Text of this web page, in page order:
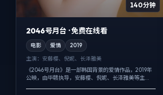
140分钟
2046号月台 · 免费在线看
电影 爱情
2019
主演： 安藤樱、倪妮、长泽雅美
《2046号月台》是一部韩国背景的爱情作品，2019年
公映，由毕赣执导，安藤樱、倪妮、长泽雅美等主